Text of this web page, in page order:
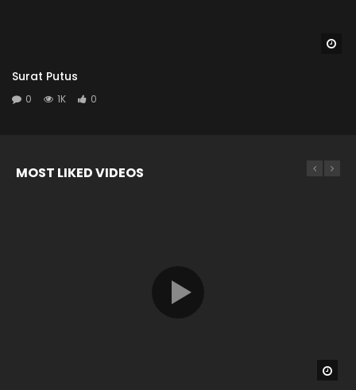
Surat Putus
0 1K 0
MOST LIKED VIDEOS